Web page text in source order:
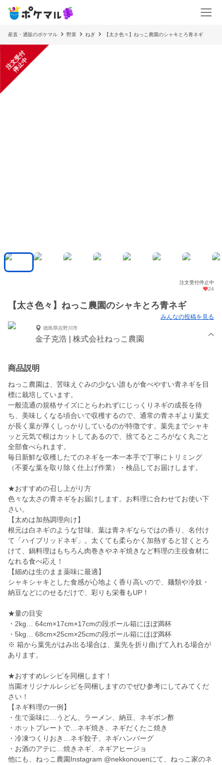
産直・通販のポケマル 野菜 ねぎ 【太さ色々】ねっこ農園のシャキとろ青ネギ
注
文
受
付
停
止
中
注文受付停止中
24
【太さ色々】ねっこ農園のシャキとろ青ネギ
みんなの投稿を見る
徳島県吉野川市
金子克浩 | 株式会社ねっこ農園
商品説明
ねっこ農園は、苦味えぐみの少ない誰もが食べやすい青ネギを目
標に栽培しています。
一般流通の規格サイズにとらわれずにじっくりネギの成長を待
ち、美味しくなる頃合いで収穫するので、通常の青ネギより葉丈
が長く葉が厚くしっかりしているのが特徴です。葉先までシャキ
ッと元気で根はカットしてあるので、捨てるところがなく丸ごと
全部食べられます。
毎日新鮮な収穫したてのネギを一本一本手で丁寧にトリミング
（不要な葉を取り除く仕上げ作業）・検品してお届けします。
★おすすめの召し上がり方
色々な太さの青ネギをお届けします。お料理に合わせてお使い下
さい。
【太めは加熱調理向け】
根元は白ネギのような甘味、葉は青ネギならではの香り、名付け
て「ハイブリッドネギ」。太くても柔らかく加熱すると甘くとろ
けて、鍋料理はもちろん肉巻きやネギ焼きなど料理の主役食材に
なれる食べ応え！
【細めは生のまま薬味に最適】
シャキシャキとした食感が心地よく香り高いので、麺類や冷奴・
納豆などにのせるだけで、彩りも栄養もUP！
★量の目安
・2kg… 64cm×17cm×17cmの段ボール箱にほぼ満杯
・5kg… 68cm×25cm×25cmの段ボール箱にほぼ満杯
※ 箱から葉先がはみ出る場合は、葉先を折り曲げて入れる場合が
あります。
★おすすめレシピを同梱します！
当園オリジナルレシピを同梱しますのでぜひ参考にしてみてくだ
さい！
【ネギ料理の一例】
・生で薬味に…うどん、ラーメン、納豆、ネギポン酢
・ホットプレートで…ネギ焼き、ネギだくたこ焼き
・冷凍つくりおき…ネギ餃子、ネギハンバーグ
・お酒のアテに…焼きネギ、ネギアヒージョ
他にも、ねっこ農園Instagram @nekkonouenにて、ねっこ家のネ